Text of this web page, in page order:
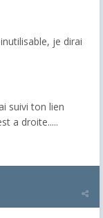
je dirai
suivi ton lien
a droite.....